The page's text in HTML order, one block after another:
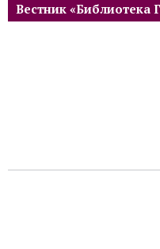
Вестник «Библиотека